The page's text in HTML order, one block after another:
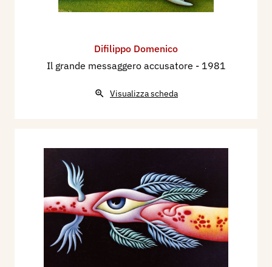
Difilippo Domenico
Il grande messaggero accusatore - 1981
Visualizza scheda